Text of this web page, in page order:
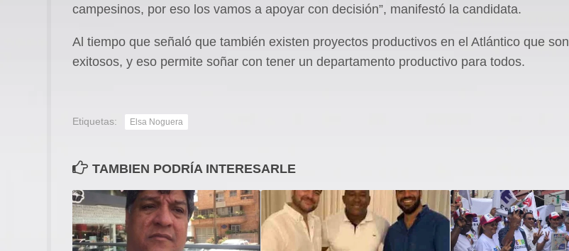
campesinos, por eso los vamos a apoyar con decisión”, manifestó la candidata.
Al tiempo que señaló que también existen proyectos productivos en el Atlántico que son
exitosos, y eso permite soñar con tener un departamento productivo para todos.
Etiquetas: Elsa Noguera
TAMBIEN PODRÍA INTERESARLE